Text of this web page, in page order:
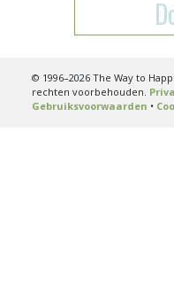
© 1996–2026 The Way to
rechten voorbehouden.
Gebruiksvoorwaarden •